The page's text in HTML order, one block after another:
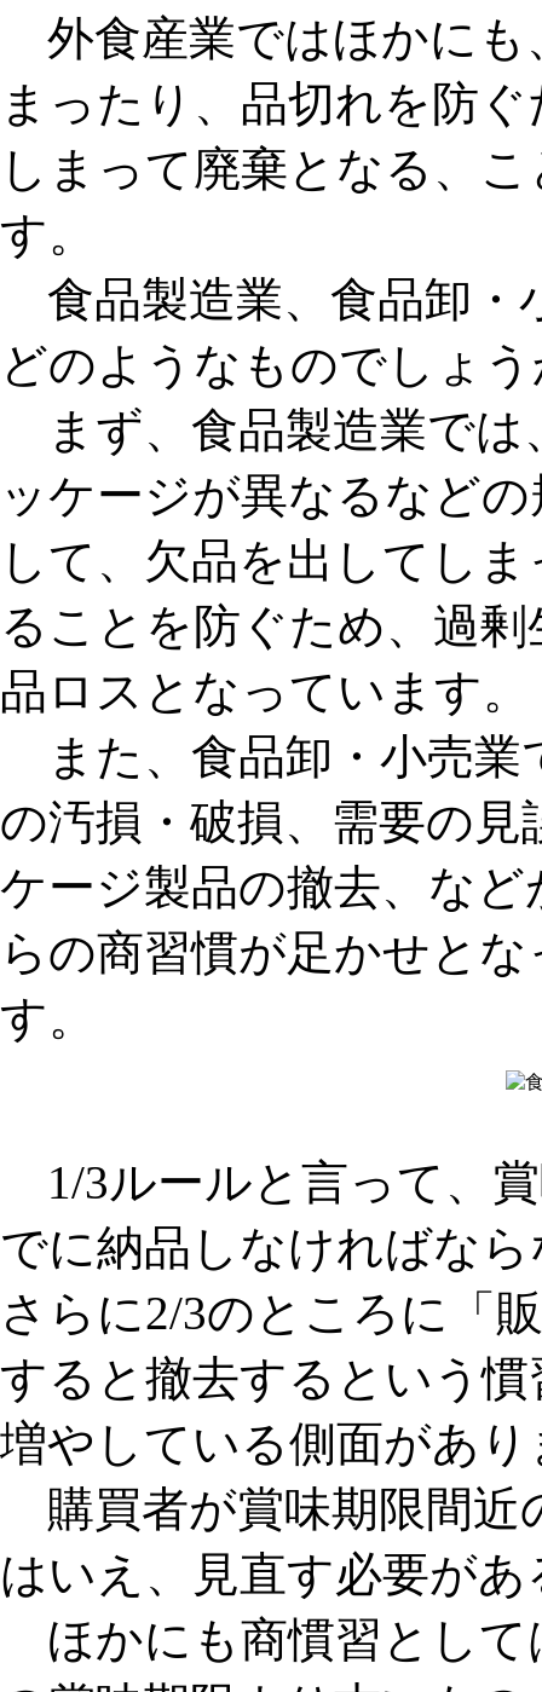
外食産業ではほかにも
まった り、品切れを防
しまって廃棄となる、
す。
食品製造業、食品卸・
どのようなものでしょ
まず、食品製造業では
ッケージが異なるなどの
して、欠品を出してし
ることを防ぐため、 過剰
品ロスとなっています。
また、食品卸・小売業
の汚損・破損、需要の
ケージ製品の撤去、など
らの商習慣が足かせと
す。
1/3ルールと言って、
でに納品しなければな
さらに2/3のところに「
すると撤去するという
増やしている側面があり
購買者が賞味期限間近
はいえ、見直す必要が
ほかにも商慣習として